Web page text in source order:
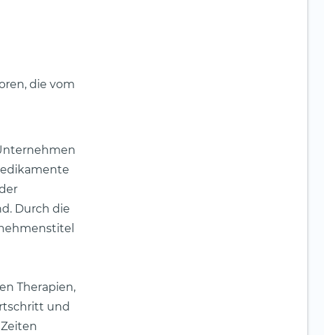
die vom
Durch die
Therapien,
und